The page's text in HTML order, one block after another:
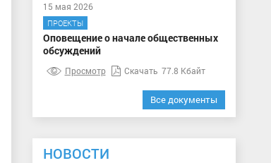
15 мая 2026
ПРОЕКТЫ
Оповещение о начале общественных
обсуждений
Просмотр Скачать 77.8 Кбайт
Все документы
НОВОСТИ